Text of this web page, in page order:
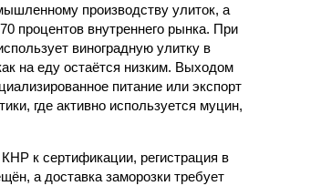
производству улиток, а
процентов внутреннего рынка. При
виноградную улитку в
на еду остаётся низким. Выходом
питание или экспорт
где активно используется муцин,
к сертификации, регистрация в
а доставка заморозки требует